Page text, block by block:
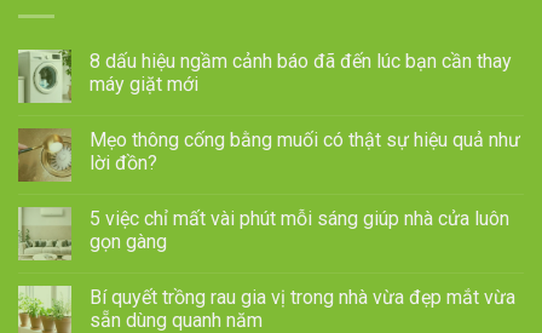
8 dấu hiệu ngầm cảnh báo đã đến lúc bạn cần thay
máy giặt mới
Mẹo thông cống bằng muối có thật sự hiệu quả như
lời đồn?
5 việc chỉ mất vài phút mỗi sáng giúp nhà cửa luôn
gọn gàng
Bí quyết trồng rau gia vị trong nhà vừa đẹp mắt vừa
sẵn dùng quanh năm